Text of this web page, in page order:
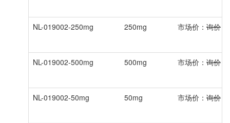
NL-019002-250mg 250mg 市场价： 询价
NL-019002-500mg 500mg 市场价： 询价
NL-019002-50mg 50mg 市场价： 询价